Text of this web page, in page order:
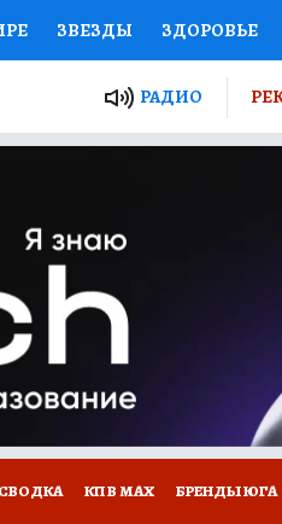
ЗВЕЗДЫ ЗДОРОВЬЕ
РОССИИ
СЕКРЕТЫ ПУТЕВОДИТЕЛЬ
ГИД ПОТРЕБИТЕЛЯ
РАДИО
КП В МАХ БРЕНДЫ ЮГА